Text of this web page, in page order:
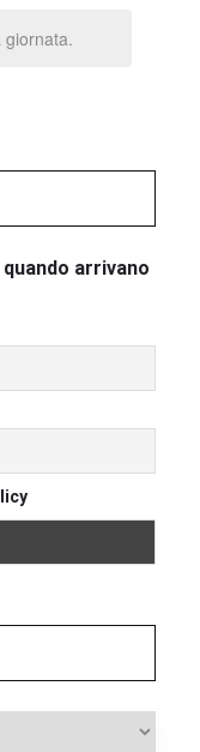
giornata.
arrivano